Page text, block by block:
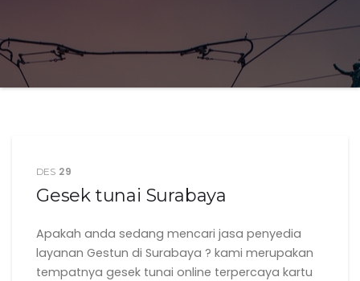
DES 29
Gesek tunai Surabaya
Apakah anda sedang mencari jasa penyedia
layanan Gestun di Surabaya ? kami merupakan
tempatnya gesek tunai online terpercaya kartu